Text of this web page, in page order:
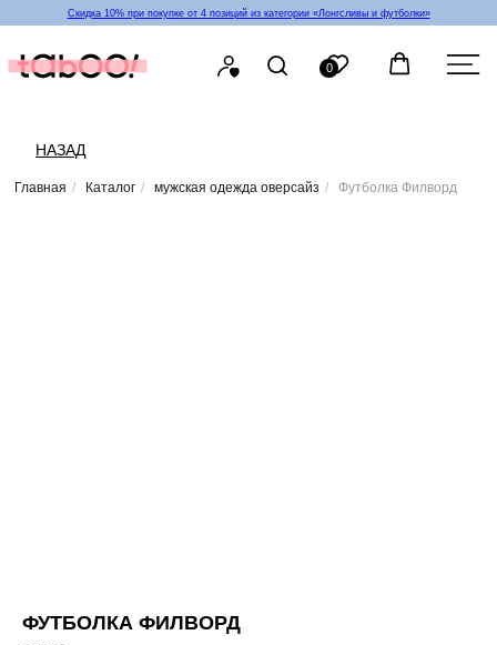
Скидка 10% при покупке от 4 позиций из категории «‎Лонгсливы и футболки»
Главная / Каталог / мужская одежда оверсайз / Футболка Филворд
ФУТБОЛКА ФИЛВОРД